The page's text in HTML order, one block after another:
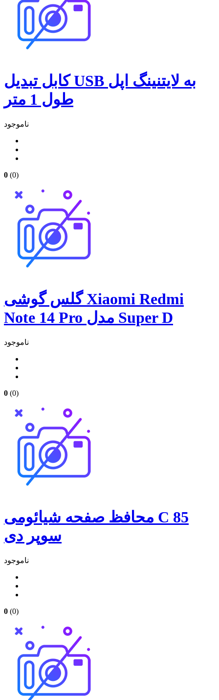
کابل تبدیل USB به لایتنینگ اپل
طول 1 متر
ناموجود
0 (0)
گلس گوشی Xiaomi Redmi
Note 14 Pro مدل Super D
ناموجود
0 (0)
محافظ صفحه شیائومی C 85
سوپر دی
ناموجود
0 (0)